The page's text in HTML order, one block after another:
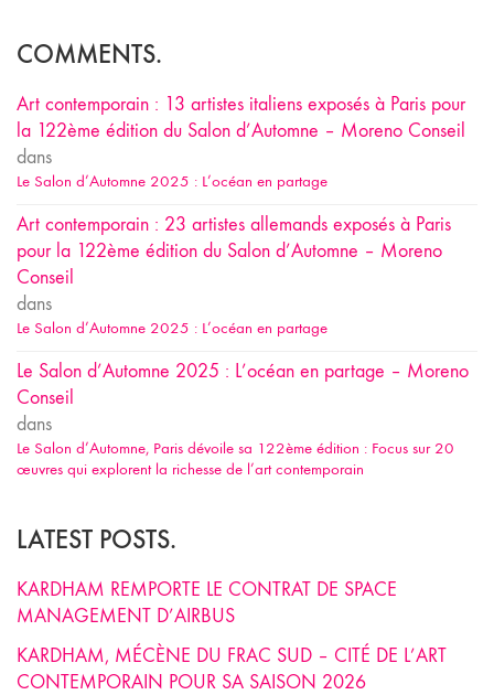
COMMENTS.
Art contemporain : 13 artistes italiens exposés à Paris pour
la 122ème édition du Salon d’Automne – Moreno Conseil
dans
Le Salon d’Automne 2025 : L’océan en partage
Art contemporain : 23 artistes allemands exposés à Paris
pour la 122ème édition du Salon d’Automne – Moreno
Conseil
dans
Le Salon d’Automne 2025 : L’océan en partage
Le Salon d’Automne 2025 : L’océan en partage – Moreno
Conseil
dans
Le Salon d’Automne, Paris dévoile sa 122ème édition : Focus sur 20
œuvres qui explorent la richesse de l’art contemporain
LATEST POSTS.
KARDHAM REMPORTE LE CONTRAT DE SPACE
MANAGEMENT D’AIRBUS
KARDHAM, MÉCÈNE DU FRAC SUD – CITÉ DE L’ART
CONTEMPORAIN POUR SA SAISON 2026